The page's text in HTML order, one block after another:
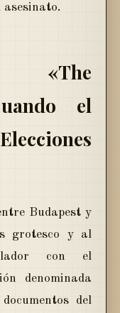
asesinato.
«The
el
Budapest y
grotesco y al
con el
denominada
del